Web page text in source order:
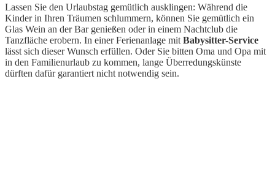
Lassen Sie den Urlaubstag gemütlich ausklingen: Während die
Kinder in Ihren Träumen schlummern, können Sie gemütlich ein
Glas Wein an der Bar genießen oder in einem Nachtclub die
Tanzfläche erobern. In einer Ferienanlage mit Babysitter-Service
lässt sich dieser Wunsch erfüllen. Oder Sie bitten Oma und Opa mit
in den Familienurlaub zu kommen, lange Überredungskünste
dürften dafür garantiert nicht notwendig sein.